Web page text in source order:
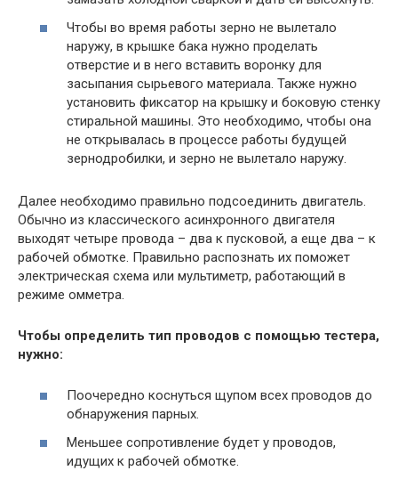
Чтобы во время работы зерно не вылетало
наружу, в крышке бака нужно проделать
отверстие и в него вставить воронку для
засыпания сырьевого материала. Также нужно
установить фиксатор на крышку и боковую стенку
стиральной машины. Это необходимо, чтобы она
не открывалась в процессе работы будущей
зернодробилки, и зерно не вылетало наружу.
Далее необходимо правильно подсоединить двигатель.
Обычно из классического асинхронного двигателя
выходят четыре провода – два к пусковой, а еще два – к
рабочей обмотке. Правильно распознать их поможет
электрическая схема или мультиметр, работающий в
режиме омметра.
Чтобы определить тип проводов с помощью тестера,
нужно:
Поочередно коснуться щупом всех проводов до
обнаружения парных.
Меньшее сопротивление будет у проводов,
идущих к рабочей обмотке.